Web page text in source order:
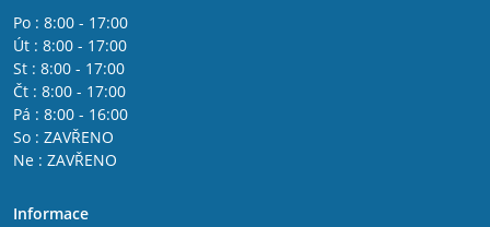
Po : 8:00 - 17:00
Út : 8:00 - 17:00
St : 8:00 - 17:00
Čt : 8:00 - 17:00
Pá : 8:00 - 16:00
So : ZAVŘENO
Ne : ZAVŘENO
Informace